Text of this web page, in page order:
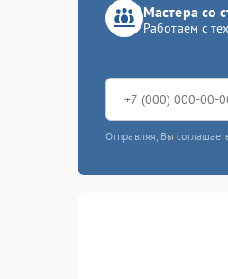
Мастера со
Работаем с
Отправляя, Вы